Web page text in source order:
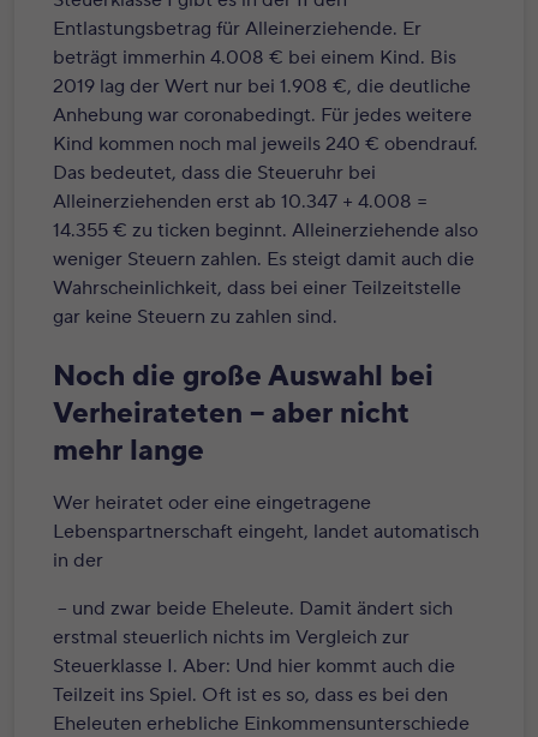
Entlastungsbetrag für Alleinerziehende. Er
beträgt immerhin 4.008 € bei einem Kind. Bis
2019 lag der Wert nur bei 1.908 €, die deutliche
Anhebung war coronabedingt. Für jedes weitere
Kind kommen noch mal jeweils 240 € obendrauf.
Das bedeutet, dass die Steueruhr bei
Alleinerziehenden erst ab 10.347 + 4.008 =
14.355 € zu ticken beginnt. Alleinerziehende also
weniger Steuern zahlen. Es steigt damit auch die
Wahrscheinlichkeit, dass bei einer Teilzeitstelle
gar keine Steuern zu zahlen sind.
Noch die große Auswahl bei
Verheirateten – aber nicht
mehr lange
Wer heiratet oder eine eingetragene
Lebenspartnerschaft eingeht, landet automatisch
in der
– und zwar beide Eheleute. Damit ändert sich
erstmal steuerlich nichts im Vergleich zur
Steuerklasse I. Aber: Und hier kommt auch die
Teilzeit ins Spiel. Oft ist es so, dass es bei den
Eheleuten erhebliche Einkommensunterschiede